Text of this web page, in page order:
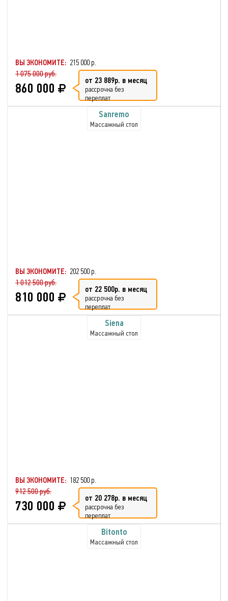
ВЫ ЭКОНОМИТЕ: 215 000 р.
1 075 000 руб.
860 000 от 23 889р. в месяц
рассрочка без
переплат
Sanremo
Массажный стол
ВЫ ЭКОНОМИТЕ: 202 500 р.
1 012 500 руб.
810 000 от 22 500р. в месяц
рассрочка без
переплат
Siena
Массажный стол
ВЫ ЭКОНОМИТЕ: 182 500 р.
912 500 руб.
730 000 от 20 278р. в месяц
рассрочка без
переплат
Bitonto
Массажный стол